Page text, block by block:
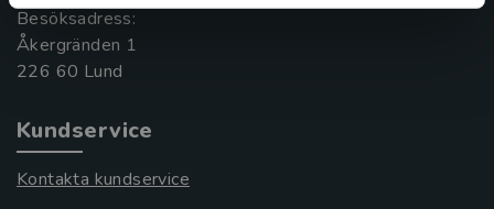
Besöksadress:
Åkergränden 1
Kundservice
Kontakta kundservice